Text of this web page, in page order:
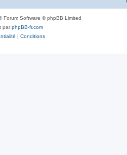
Forum Software © phpBB Limited
parphpBB-fr.com
| Conditions